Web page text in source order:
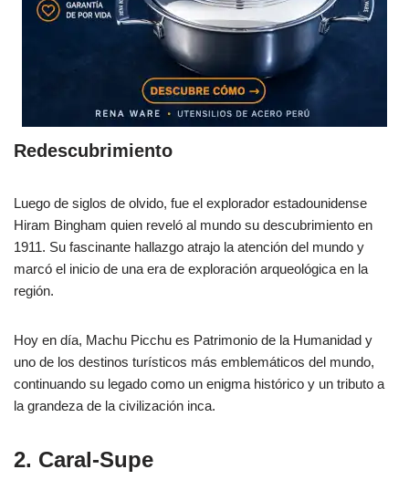
Redescubrimiento
Luego de siglos de olvido, fue el explorador estadounidense
Hiram Bingham quien reveló al mundo su descubrimiento en
1911. Su fascinante hallazgo atrajo la atención del mundo y
marcó el inicio de una era de exploración arqueológica en la
región.
Hoy en día, Machu Picchu es Patrimonio de la Humanidad y
uno de los destinos turísticos más emblemáticos del mundo,
continuando su legado como un enigma histórico y un tributo a
la grandeza de la civilización inca.
2. Caral-Supe